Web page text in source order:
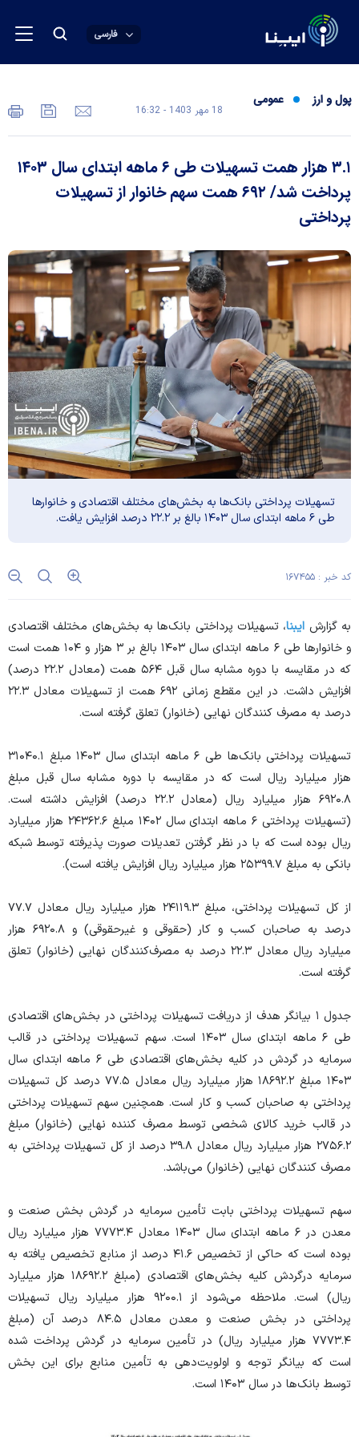
فارسی
پول و ارز عمومی
18 مهر 1403 - 16:32
۳.۱ هزار همت تسهیلات طی ۶ ماهه ابتدای سال ۱۴۰۳
پرداخت شد/ ۶۹۲ همت سهم خانوار از تسهیلات
پرداختی
تسهیلات پرداختی بانک‌ها به بخش‌های مختلف اقتصادی و خانوار‌ها
طی ۶ ماهه ابتدای سال ۱۴۰۳ بالغ بر ۲۲.۲ درصد افزایش یافت.
کد خبر : ۱۶۷۴۵۵
به گزارش ایبنا، تسهیلات پرداختی بانک‌ها به بخش‌های مختلف اقتصادی
و خانوار‌ها طی ۶ ماهه ابتدای سال ۱۴۰۳ بالغ بر ۳ هزار و ۱۰۴ همت است
که در مقایسه با دوره مشابه سال قبل ۵۶۴ همت (معادل ۲۲.۲ درصد)
افزایش داشت. در این مقطع زمانی ۶۹۲ همت از تسهیلات معادل ۲۲.۳
درصد به مصرف کنندگان نهایی (خانوار) تعلق گرفته است.
تسهیلات پرداختی بانک‌ها طی ۶ ماهه ابتدای سال ۱۴۰۳ مبلغ ۳۱۰۴۰.۱
هزار میلیارد ریال است که در مقایسه با دوره مشابه سال قبل مبلغ
۶۹۲۰.۸ هزار میلیارد ریال (معادل ۲۲.۲ درصد) افزایش داشته است.
(تسهیلات پرداختی ۶ ماهه ابتدای سال ۱۴۰۲ مبلغ ۲۴۳۶۲.۶ هزار میلیارد
ریال بوده است که با در نظر گرفتن تعدیلات صورت پذیرفته توسط شبکه
بانکی به مبلغ ۲۵۳۹۹.۷ هزار میلیارد ریال افزایش یافته است).
از کل تسهیلات پرداختی، مبلغ ۲۴۱۱۹.۳ هزار میلیارد ریال معادل ۷۷.۷
درصد به صاحبان کسب و کار (حقوقی و غیرحقوقی) و ۶۹۲۰.۸ هزار
میلیارد ریال معادل ۲۲.۳ درصد به مصرف‌کنندگان نهایی (خانوار) تعلق
گرفته است.
جدول ۱ بیانگر هدف از دریافت تسهیلات پرداختی در بخش‌های اقتصادی
طی ۶ ماهه ابتدای سال ۱۴۰۳ است. سهم تسهیلات پرداختی در قالب
سرمایه در گردش در کلیه بخش‌های اقتصادی طی ۶ ماهه ابتدای سال
۱۴۰۳ مبلغ ۱۸۶۹۲.۲ هزار میلیارد ریال معادل ۷۷.۵ درصد کل تسهیلات
پرداختی به صاحبان کسب و کار است. همچنین سهم تسهیلات پرداختی
در قالب خرید کالای شخصی توسط مصرف کننده نهایی (خانوار) مبلغ
۲۷۵۶.۲ هزار میلیارد ریال معادل ۳۹.۸ درصد از کل تسهیلات پرداختی به
مصرف کنندگان نهایی (خانوار) می‌باشد.
سهم تسهیلات پرداختی بابت تأمین سرمایه در گردش بخش صنعت و
معدن در ۶ ماهه ابتدای سال ۱۴۰۳ معادل ۷۷۷۳.۴ هزار میلیارد ریال
بوده است که حاکی از تخصیص ۴۱.۶ درصد از منابع تخصیص یافته به
سرمایه درگردش کلیه بخش‌های اقتصادی (مبلغ ۱۸۶۹۲.۲ هزار میلیارد
ریال) است. ملاحظه می‌شود از ۹۲۰۰.۱ هزار میلیارد ریال تسهیلات
پرداختی در بخش صنعت و معدن معادل ۸۴.۵ درصد آن (مبلغ
۷۷۷۳.۴ هزار میلیارد ریال) در تأمین سرمایه در گردش پرداخت شده
است که بیانگر توجه و اولویت‌دهی به تأمین منابع برای این بخش
توسط بانک‌ها در سال ۱۴۰۳ است.